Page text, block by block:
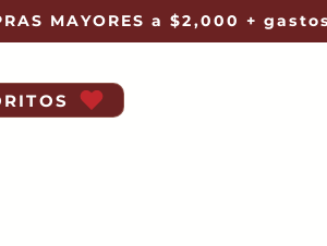
MAYORES a $2,000 +